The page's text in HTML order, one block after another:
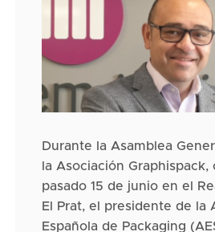
Durante la Asamblea
la Asociación Graphispack,
pasado 15 de junio en el
El Prat, el presidente de la
Española de Packaging